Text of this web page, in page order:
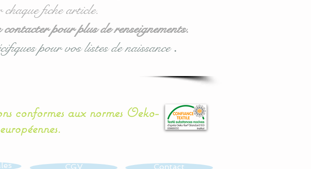
fiche article.
pour plus de renseignements.
pour vos listes de naissance.
conformes aux normes Oeko-
CGV Contact